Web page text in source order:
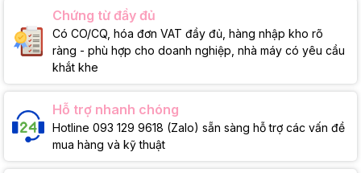
Chứng từ đầy đủ
Có CO/CQ, hóa đơn VAT đầy đủ, hàng nhập kho rõ
ràng - phù hợp cho doanh nghiệp, nhà máy có yêu cầu
khắt khe
Hỗ trợ nhanh chóng
Hotline 093 129 9618 (Zalo) sẵn sàng hỗ trợ các vấn đề
mua hàng và kỹ thuật